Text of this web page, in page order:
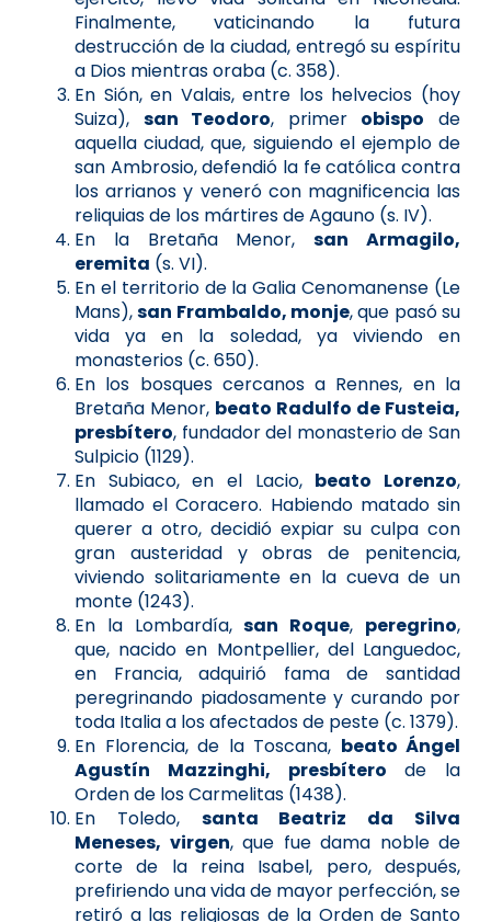
Finalmente, vaticinando la futura
destrucción de la ciudad, entregó su espíritu
a Dios mientras oraba (c. 358).
En Sión, en Valais, entre los helvecios (hoy
Suiza), san Teodoro, primer obispo de
aquella ciudad, que, siguiendo el ejemplo de
san Ambrosio, defendió la fe católica contra
los arrianos y veneró con magnificencia las
reliquias de los mártires de Agauno (s. IV).
En la Bretaña Menor,san Armagilo,
eremita (s. VI).
En el territorio de la Galia Cenomanense (Le
Mans),san Frambaldo, monje, que pasó su
vida ya en la soledad, ya viviendo en
monasterios (c. 650).
En los bosques cercanos a Rennes, en la
Bretaña Menor, beato Radulfo de Fusteia,
presbítero, fundador del monasterio de San
Sulpicio (1129).
En Subiaco, en el Lacio, beato Lorenzo,
llamado el Coracero. Habiendo matado sin
querer a otro, decidió expiar su culpa con
gran austeridad y obras de penitencia,
viviendo solitariamente en la cueva de un
monte (1243).
En la Lombardía,san Roque, peregrino,
que, nacido en Montpellier, del Languedoc,
en Francia, adquirió fama de santidad
peregrinando piadosamente y curando por
toda Italia a los afectados de peste (c. 1379).
En Florencia, de la Toscana, beato Ángel
Agustín Mazzinghi, presbítero de la
Orden de los Carmelitas (1438).
En Toledo, santa Beatriz da Silva
Meneses, virgen, que fue dama noble de
corte de la reina Isabel, pero, después,
prefiriendo una vida de mayor perfección, se
retiró a las religiosas de la Orden de Santo